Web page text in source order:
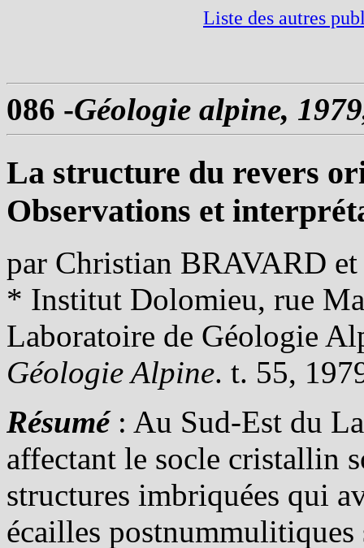
Liste des autres
086 -Géologie alpine,
La structure du revers
Observations et
par Christian BRAVARD
* Institut Dolomieu, rue
Laboratoire de Géologie
Géologie Alpine. t. 55,
Résumé: Au Sud-Est du
affectant le socle cristallin
structures imbriquées qui
écailles